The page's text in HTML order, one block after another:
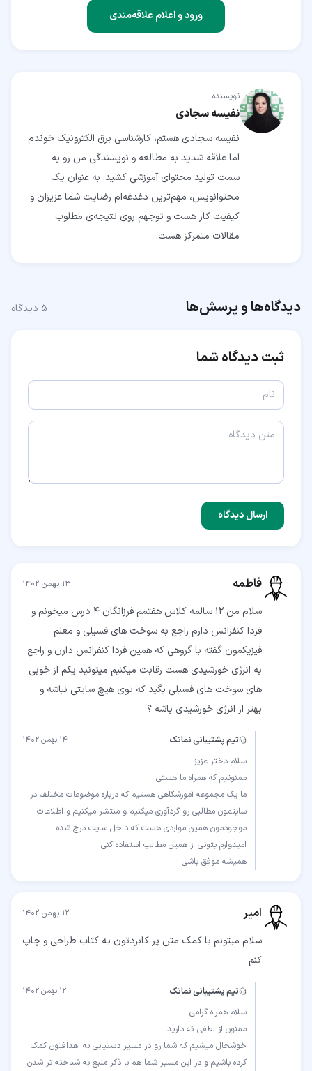
ورود و اعلام علاقه‌مندی
نویسنده
نفیسه سجادی
نفیسه سجادی هستم، کارشناسی برق الکترونیک خوندم
اما علاقه شدید به مطالعه و نویسندگی من رو به
سمت تولید محتوای آموزشی کشید. به عنوان یک
محتوانویس، مهم‌ترین دغدغه‌ام رضایت شما عزیزان و
کیفیت کار هست و توجهم روی نتیجه‌ی مطلوب
مقالات متمرکز هست.
دیدگاه‌ها و پرسش‌ها ۵ دیدگاه
ثبت دیدگاه شما
ارسال دیدگاه
فاطمه ۱۳ بهمن ۱۴۰۲
سلام من 12 سالمه کلاس هفتمم فرزانگان 4 درس میخونم و
فردا کنفرانس دارم راجع به سوخت های فسیلی و معلم
فیزیکمون گفته با گروهی که همین فردا کنفرانس دارن و راجع
به انرژی خورشیدی هست رقابت میکنیم میتونید یکم از خوبی
های سوخت های فسیلی بگید که توی هیچ سایتی نباشه و
بهتر از انرژی خورشیدی باشه ؟
تیم پشتیبانی نماتک ۱۴ بهمن ۱۴۰۲
ما یک مجموعه آموزشگاهی هستیم که درباره موضوعات مختلف در
سایتمون مطالبی رو گردآوری میکنیم و منتشر میکنیم و اطلاعات
همیشه موفق باشی
امیر ۱۲ بهمن ۱۴۰۲
سلام میتونم با کمک متن پر کابردتون یه کتاب طراحی و چاپ
کنم
تیم پشتیبانی نماتک ۱۲ بهمن ۱۴۰۲
خوشحال میشیم که شما رو در مسیر دستیابی به اهدافتون کمک
کرده باشیم و در این مسیر شما هم با ذکر منبع به شناخته تر شدن